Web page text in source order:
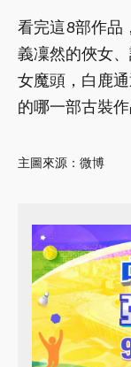
看完這8部作品
義凜然的俠女
女魔頭，白鹿
的哪一部古裝作
主圖來源：微博